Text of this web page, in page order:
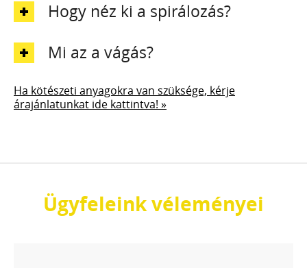
Hogy néz ki a spirálozás?
Mi az a vágás?
Ha kötészeti anyagokra van szüksége, kérje
árajánlatunkat ide kattintva! »
Ügyfeleink véleményei